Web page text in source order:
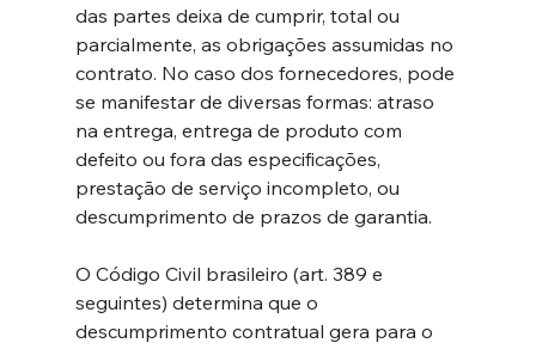
das partes deixa de cumprir, total ou
parcialmente, as obrigações assumidas no
contrato. No caso dos fornecedores, pode
se manifestar de diversas formas: atraso
na entrega, entrega de produto com
defeito ou fora das especificações,
prestação de serviço incompleto, ou
descumprimento de prazos de garantia.
O Código Civil brasileiro (art. 389 e
seguintes) determina que o
descumprimento contratual gera para o